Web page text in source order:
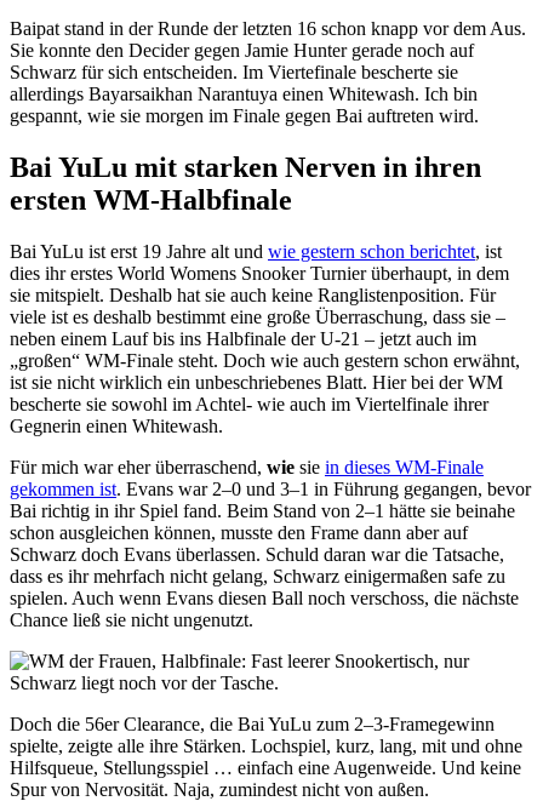
Baipat stand in der Runde der letzten 16 schon knapp vor dem Aus.
Sie konnte den Decider gegen Jamie Hunter gerade noch auf
Schwarz für sich entscheiden. Im Viertefinale bescherte sie
allerdings Bayarsaikhan Narantuya einen Whitewash. Ich bin
gespannt, wie sie morgen im Finale gegen Bai auftreten wird.
Bai YuLu mit starken Nerven in ihren
ersten WM-Halbfinale
Bai YuLu ist erst 19 Jahre alt und wie gestern schon berichtet, ist
dies ihr erstes World Womens Snooker Turnier überhaupt, in dem
sie mitspielt. Deshalb hat sie auch keine Ranglistenposition. Für
viele ist es deshalb bestimmt eine große Überraschung, dass sie –
neben einem Lauf bis ins Halbfinale der U-21 – jetzt auch im
„großen“ WM-Finale steht. Doch wie auch gestern schon erwähnt,
ist sie nicht wirklich ein unbeschriebenes Blatt. Hier bei der WM
bescherte sie sowohl im Achtel- wie auch im Viertelfinale ihrer
Gegnerin einen Whitewash.
Für mich war eher überraschend, wie sie in dieses WM-Finale
gekommen ist. Evans war 2–0 und 3–1 in Führung gegangen, bevor
Bai richtig in ihr Spiel fand. Beim Stand von 2–1 hätte sie beinahe
schon ausgleichen können, musste den Frame dann aber auf
Schwarz doch Evans überlassen. Schuld daran war die Tatsache,
dass es ihr mehrfach nicht gelang, Schwarz einigermaßen safe zu
spielen. Auch wenn Evans diesen Ball noch verschoss, die nächste
Chance ließ sie nicht ungenutzt.
Doch die 56er Clearance, die Bai YuLu zum 2–3-Framegewinn
spielte, zeigte alle ihre Stärken. Lochspiel, kurz, lang, mit und ohne
Hilfsqueue, Stellungsspiel … einfach eine Augenweide. Und keine
Spur von Nervosität. Naja, zumindest nicht von außen.